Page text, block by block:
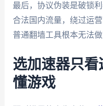
最后，协议伪装是破锁
合法国内流量，绕过运
普通翻墙工具根本无法做
选加速器只看
懂游戏